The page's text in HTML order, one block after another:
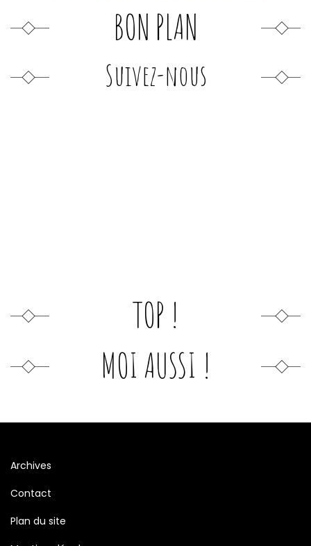
BON PLAN
Suivez-nous
TOP !
MOI AUSSI !
Archives
Contact
Plan du site